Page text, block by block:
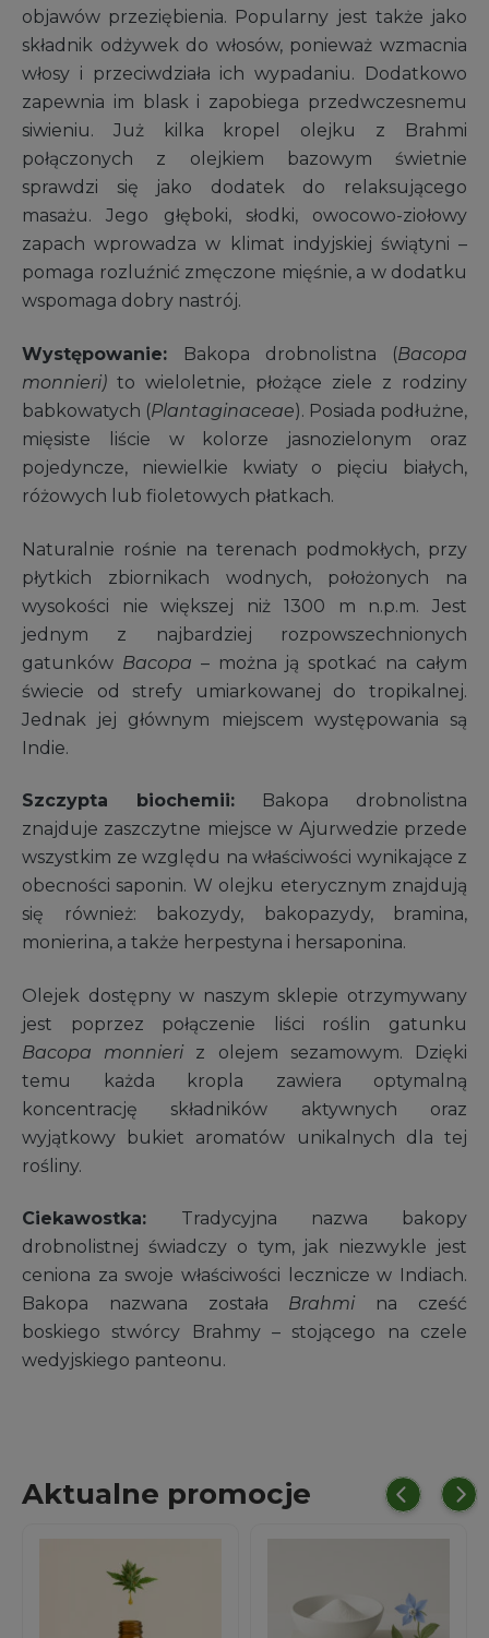
objawów przeziębienia. Popularny jest także jako
składnik odżywek do włosów, ponieważ wzmacnia
włosy i przeciwdziała ich wypadaniu. Dodatkowo
zapewnia im blask i zapobiega przedwczesnemu
siwieniu. Już kilka kropel olejku z Brahmi
połączonych z olejkiem bazowym świetnie
sprawdzi się jako dodatek do relaksującego
masażu. Jego głęboki, słodki, owocowo-ziołowy
zapach wprowadza w klimat indyjskiej świątyni –
pomaga rozluźnić zmęczone mięśnie, a w dodatku
wspomaga dobry nastrój.
Występowanie: Bakopa drobnolistna (Bacopa
monnieri)to wieloletnie, płożące ziele z
rodziny
babkowatych (Plantaginaceae). Posiada podłużne,
mięsiste liście w kolorze jasnozielonym oraz
pojedyncze, niewielkie kwiaty o pięciu białych,
różowych lub fioletowych płatkach.
Naturalnie rośnie na terenach podmokłych, przy
płytkich zbiornikach wodnych, położonych na
wysokości nie większej niż 1300 m n.p.m. Jest
jednym z najbardziej rozpowszechnionych
gatunków Bacopa – można ją spotkać na całym
świecie odstrefy umiarkowanej dotropikalnej.
Jednak jej głównym miejscem występowania są
Indie.
Szczypta biochemii:
Bakopa drobnolistna
znajduje zaszczytne miejsce w Ajurwedzie przede
wszystkim ze względu na właściwości wynikające z
obecności saponin. W olejku eterycznym znajdują
się również: bakozydy, bakopazydy, bramina,
monierina, a także herpestyna i hersaponina.
Olejek dostępny w naszym sklepie otrzymywany
jest poprzez połączenie liści roślin gatunku
Bacopa monnieri z olejem sezamowym. Dzięki
temu każda kropla zawiera optymalną
koncentrację składników aktywnych oraz
wyjątkowy bukiet aromatów unikalnych dla tej
rośliny.
Ciekawostka: Tradycyjna nazwa bakopy
drobnolistnej świadczy o tym, jak niezwykle jest
ceniona za swoje właściwości lecznicze w Indiach.
Bakopa nazwana została Brahmi na cześć
boskiego stwórcy Brahmy – stojącego na czele
wedyjskiego panteonu.
Aktualne promocje